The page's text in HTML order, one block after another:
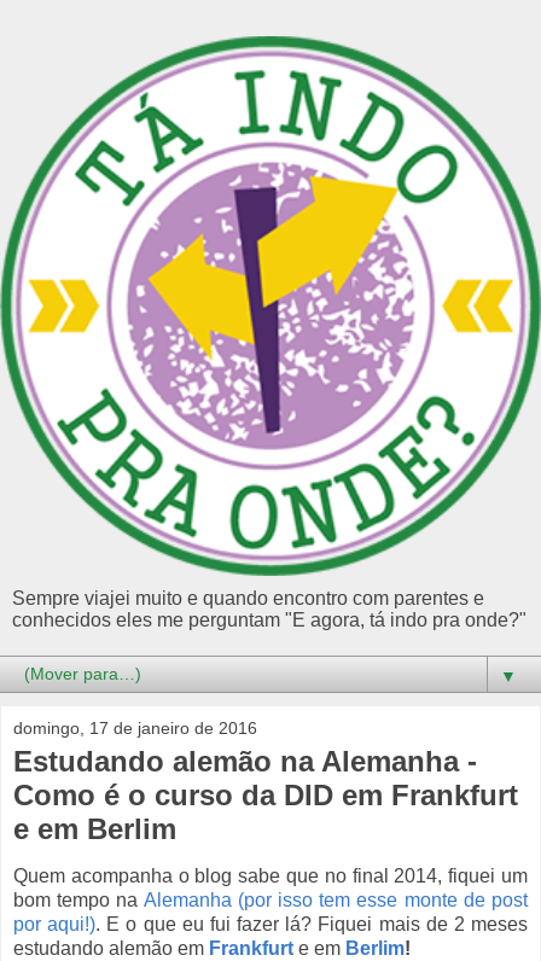
Sempre viajei muito e quando encontro com parentes e
conhecidos eles me perguntam "E agora, tá indo pra onde?"
▼
domingo, 17 de janeiro de 2016
Estudando alemão na Alemanha -
Como é o curso da DID em Frankfurt
e em Berlim
Quem acompanha o blog sabe que no final 2014, fiquei um
bom tempo na Alemanha (por isso tem esse monte de post
por aqui!). E o que eu fui fazer lá? Fiquei mais de 2 meses
estudando alemão em Frankfurt e em Berlim!